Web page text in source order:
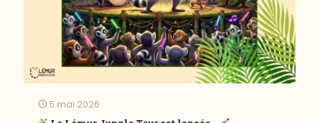
5 mai 2026